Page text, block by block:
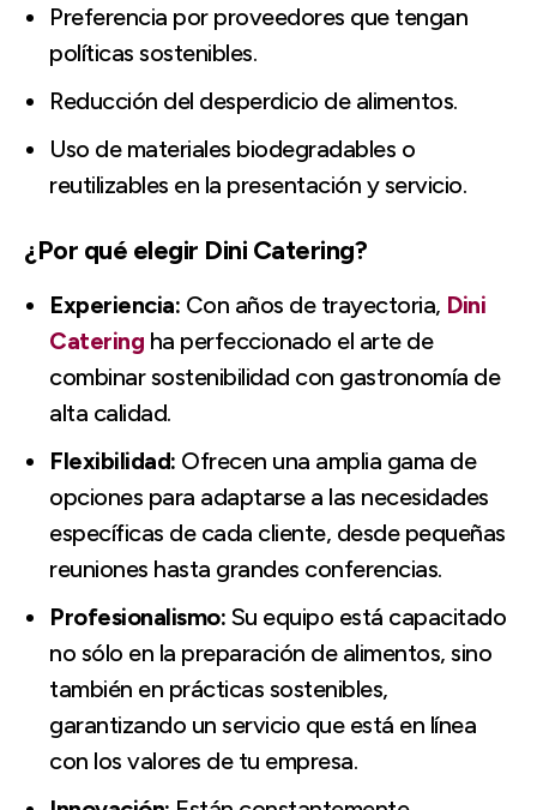
Preferencia por proveedores que tengan
políticas sostenibles.
Reducción del desperdicio de alimentos.
Uso de materiales biodegradables o
reutilizables en la presentación y servicio.
¿Por qué elegir Dini Catering?
Experiencia: Con años de trayectoria, Dini
Catering ha perfeccionado el arte de
combinar sostenibilidad con gastronomía de
alta calidad.
Flexibilidad: Ofrecen una amplia gama de
opciones para adaptarse a las necesidades
específicas de cada cliente, desde pequeñas
reuniones hasta grandes conferencias.
Profesionalismo: Su equipo está capacitado
no sólo en la preparación de alimentos, sino
también en prácticas sostenibles,
garantizando un servicio que está en línea
con los valores de tu empresa.